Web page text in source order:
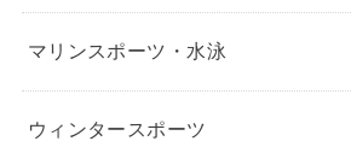
マリンスポーツ・水泳
ウィンタースポーツ